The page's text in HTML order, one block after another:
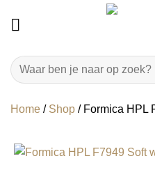
Zoeken
naar:
Home / Shop / Formica HPL